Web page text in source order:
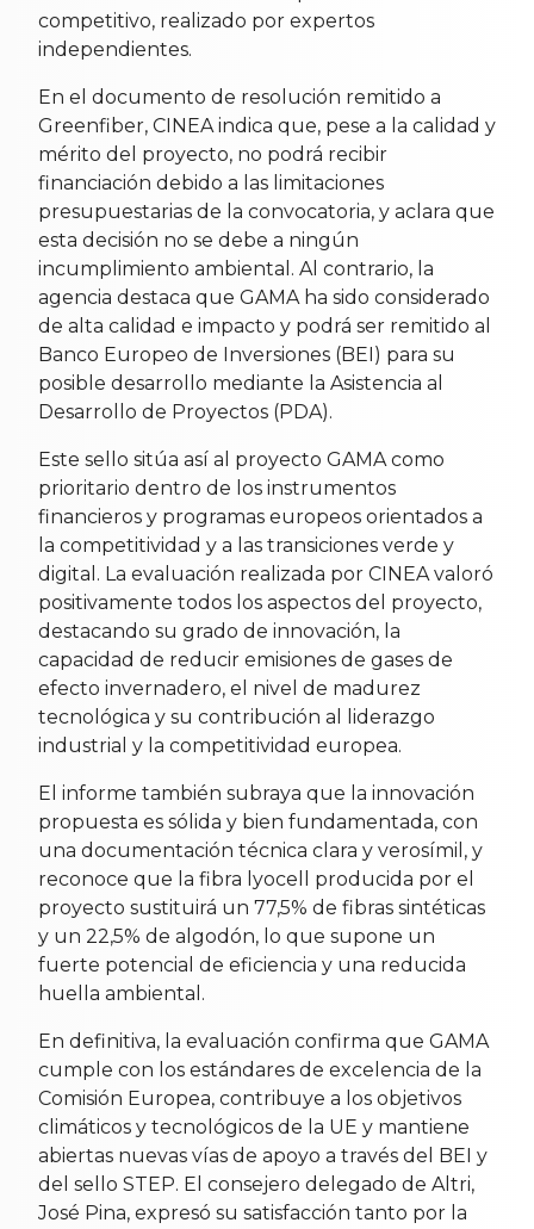
competitivo, realizado por expertos
independientes.
En el documento de resolución remitido a
Greenfiber, CINEA indica que, pese a la calidad y
mérito del proyecto, no podrá recibir
financiación debido a las limitaciones
presupuestarias de la convocatoria, y aclara que
esta decisión no se debe a ningún
incumplimiento ambiental. Al contrario, la
agencia destaca que GAMA ha sido considerado
de alta calidad e impacto y podrá ser remitido al
Banco Europeo de Inversiones (BEI) para su
posible desarrollo mediante la Asistencia al
Desarrollo de Proyectos (PDA).
Este sello sitúa así al proyecto GAMA como
prioritario dentro de los instrumentos
financieros y programas europeos orientados a
la competitividad y a las transiciones verde y
digital. La evaluación realizada por CINEA valoró
positivamente todos los aspectos del proyecto,
destacando su grado de innovación, la
capacidad de reducir emisiones de gases de
efecto invernadero, el nivel de madurez
tecnológica y su contribución al liderazgo
industrial y la competitividad europea.
El informe también subraya que la innovación
propuesta es sólida y bien fundamentada, con
una documentación técnica clara y verosímil, y
reconoce que la fibra lyocell producida por el
proyecto sustituirá un 77,5% de fibras sintéticas
y un 22,5% de algodón, lo que supone un
fuerte potencial de eficiencia y una reducida
huella ambiental.
En definitiva, la evaluación confirma que GAMA
cumple con los estándares de excelencia de la
Comisión Europea, contribuye a los objetivos
climáticos y tecnológicos de la UE y mantiene
abiertas nuevas vías de apoyo a través del BEI y
del sello STEP. El consejero delegado de Altri,
José Pina, expresó su satisfacción tanto por la